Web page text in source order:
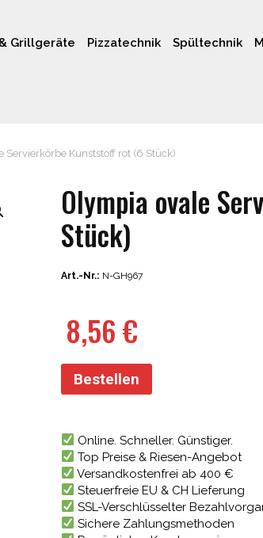
Grillgeräte Pizzatechnik Spültechnik
Servierkörbe Kunststoff rot (6 Stück)
Olympia ovale
Stück)
Art.-Nr.: N-GH967
8,56€
Bestellen
Online. Schneller. Günstiger.
Top Preise & Riesen-Angebot
Versandkostenfrei ab 400 €
Steuerfreie EU & CH Lieferung
SSL-Verschlüsselter
Sichere Zahlungsmethoden